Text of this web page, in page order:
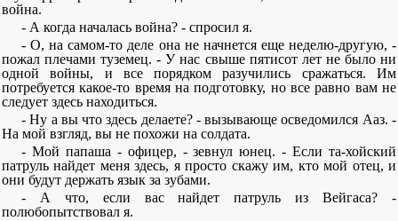
война.
- А когда началась война? - спросил я.
- О, на самом-то деле она не начнется еще неделю-другую, -
пожал плечами туземец. - У нас свыше пятисот лет не было ни
одной войны, и все порядком разучились сражаться. Им
потребуется какое-то время на подготовку, но все равно вам не
следует здесь находиться.
- Ну а вы что здесь делаете? - вызывающе осведомился Ааз. -
На мой взгляд, вы не похожи на солдата.
- Мой папаша - офицер, - зевнул юнец. - Если та-хойский
патруль найдет меня здесь, я просто скажу им, кто мой отец, и
они будут держать язык за зубами.
- А что, если вас найдет патруль из Вейгаса? -
полюбопытствовал я.